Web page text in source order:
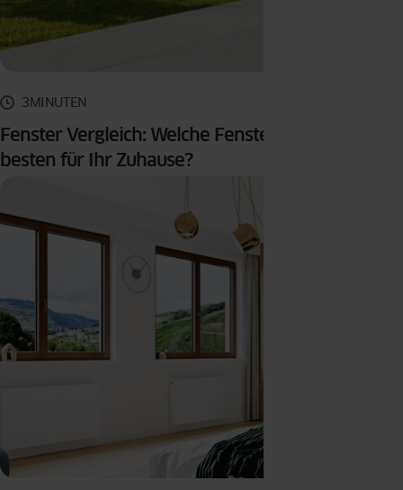
3MINUTEN
Fenster Vergleich: Welche Fenster sind die
besten für Ihr Zuhause?